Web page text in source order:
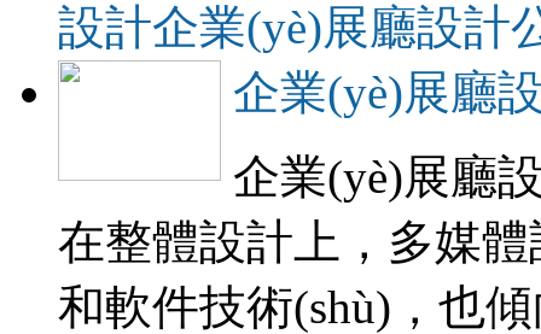
設計企業(yè)展廳設計
企業(yè)展廳
企業(yè)展廳設
在整體設計上，多
和軟件技術(shù)，